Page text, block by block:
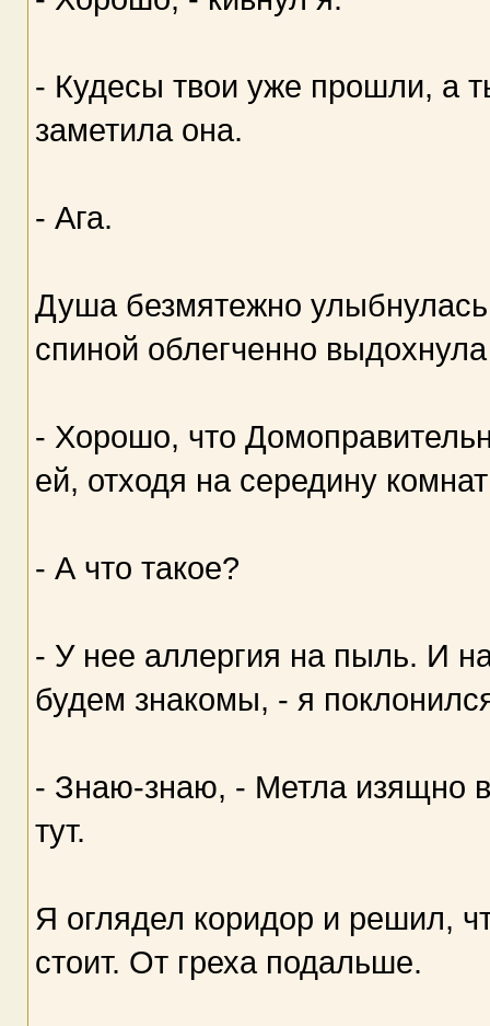
- Кудесы твои уже прошли, а
заметила она.
- Ага.
Душа безмятежно
спиной облегченно
- Хорошо, что
ей, отходя на середину
- А что такое?
- У нее аллергия на пыль. И
будем знакомы, - я
- Знаю-знаю, - Метла изящно
тут.
Я оглядел коридор и решил,
стоит. От греха подальше.